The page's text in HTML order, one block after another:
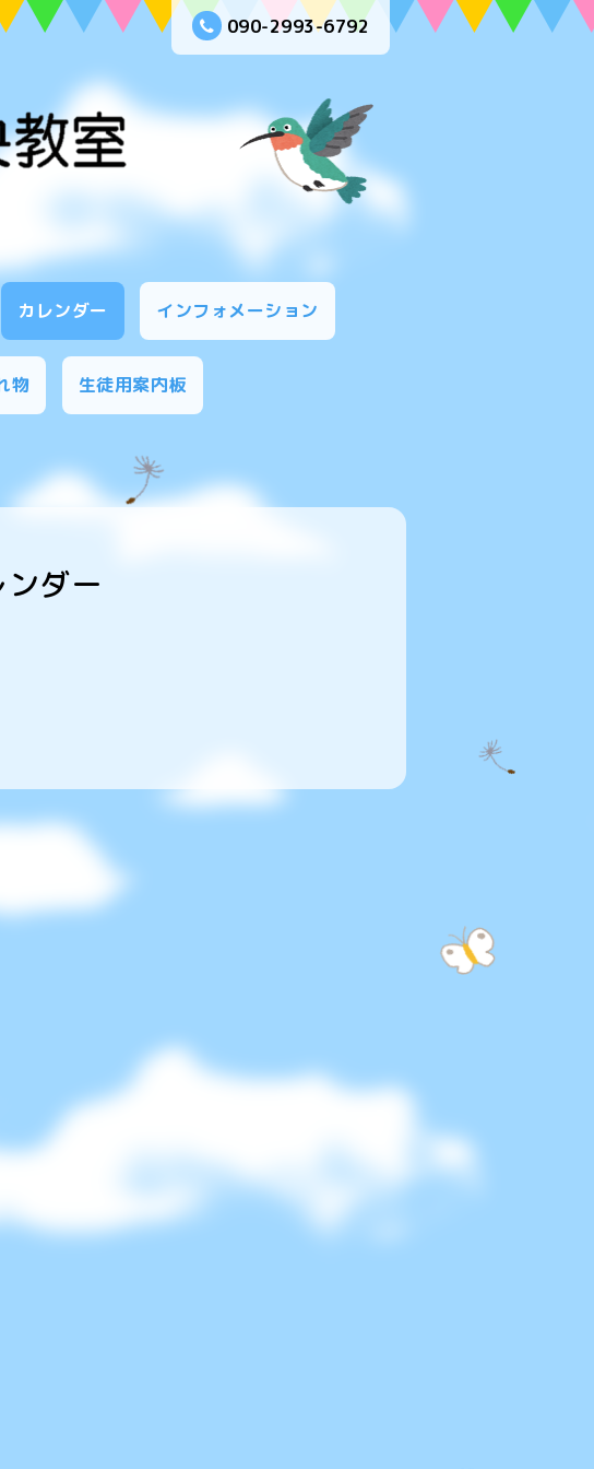
090-2993-6792
カレンダー インフォメーション
物 生徒用案内板
ンダー